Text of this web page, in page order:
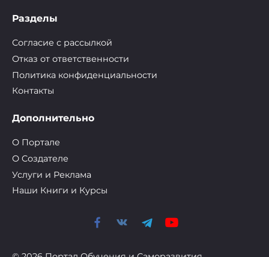
Разделы
Согласие с рассылкой
Отказ от ответственности
Политика конфиденциальности
Контакты
Дополнительно
О Портале
О Cоздателе
Услуги и Реклама
Наши Книги и Курсы